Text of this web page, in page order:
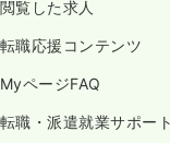
閲覧した求人
転職応援コンテンツ
MyページFAQ
転職・派遣就業サポー